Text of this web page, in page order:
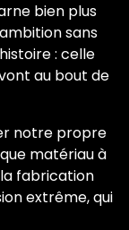
bien plus
sans
: celle
au bout de
notre propre
matériau à
la fabrication
extrême, qui